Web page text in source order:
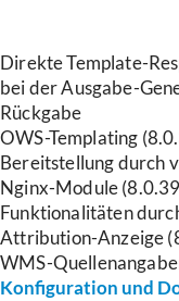
Direkte Template-
bei der Ausgabe-
Rückgabe
OWS-Templating
Bereitstellung durch
Nginx-Module
Funktionalitäten
Attribution-Anzeige
WMS-
Konfiguration und